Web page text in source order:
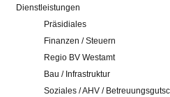
Dienstleistungen
Präsidiales
Finanzen / Steuern
Regio BV Westamt
Bau / Infrastruktur
Soziales / AHV /